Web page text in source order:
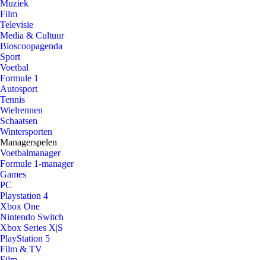
Muziek
Film
Televisie
Media & Cultuur
Bioscoopagenda
Sport
Voetbal
Formule 1
Autosport
Tennis
Wielrennen
Schaatsen
Wintersporten
Managerspelen
Voetbalmanager
Formule 1-manager
Games
PC
Playstation 4
Xbox One
Nintendo Switch
Xbox Series X|S
PlayStation 5
Film & TV